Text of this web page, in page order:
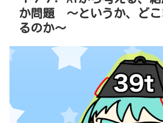
か問題 〜というか、どこ
るのか〜